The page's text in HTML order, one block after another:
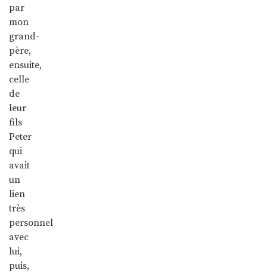
par
mon
grand-
père,
ensuite,
celle
de
leur
fils
Peter
qui
avait
un
lien
très
personnel
avec
lui,
puis,